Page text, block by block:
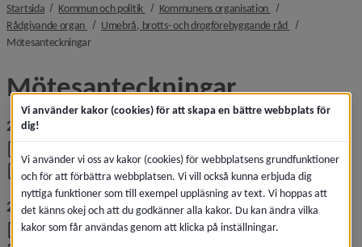
Startsida Kommun och politik nivå i brödsmulenavigeringen
Kommunens organisation nivå i
Rådgivande organ nivå i brödsmulenavigeringen
Umebrå, brotts- och drogförebyggande råd nivå i
Mötesanteckningarnivå i brödsmulenavigeringen
Mötesanteckningar
2026
Umebrå_2026-02-17_mötesanteckningar.pdf , 242.4
2025
Umebrå_2025-12-09_mötesanteckningar.pdf
Vi använder kakor (cookies) för att skapa en bättre webbplats för
dig!
Vi använder vi oss av kakor (cookies) för webbplatsens grundfunktioner
och för att förbättra webbplatsen. Vi vill också kunna erbjuda dig
nyttiga funktioner som till exempel uppläsning av text. Vi hoppas att
det känns okej och att du godkänner alla kakor. Du kan ändra vilka
kakor som får användas genom att klicka på inställningar.